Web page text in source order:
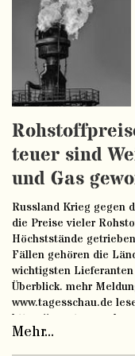
teuer sind
und Gas
Russland Krieg gegen
die Preise vieler
Höchststände
Fällen gehören die
wichtigsten
Überblick. mehr
www.tagesschau.de
https://
rekorde-preis-oel-
Mehr...